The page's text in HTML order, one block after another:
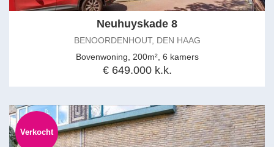
Neuhuyskade 8
BENOORDENHOUT, DEN HAAG
Bovenwoning, 200m², 6 kamers
€ 649.000 k.k.
Verkocht